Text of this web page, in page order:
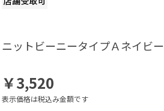
ニットビーニータイプＡネイビー
￥3,520
表示価格は税込み金額です